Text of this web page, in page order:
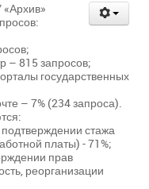
– 815 запросов;
государственных
– 7% (234 запроса).
стажа
платы) - 71%;
прав
реорганизации